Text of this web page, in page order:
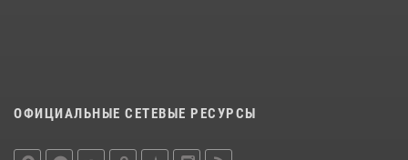
ОФИЦИАЛЬНЫЕ СЕТЕВЫЕ РЕСУРСЫ